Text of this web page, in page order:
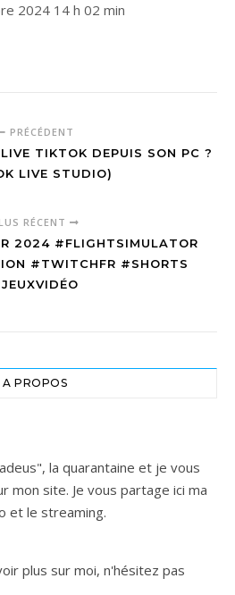
2024 14 h 02 min
PRÉCÉDENT
TIKTOK DEPUIS SON PC ?
LIVE STUDIO)
RÉCENT
2024 #FLIGHTSIMULATOR
#TWITCHFR #SHORTS
A PROPOS
la quarantaine et je vous
mon site. Je vous partage ici ma
et le streaming.
plus sur moi, n'hésitez pas